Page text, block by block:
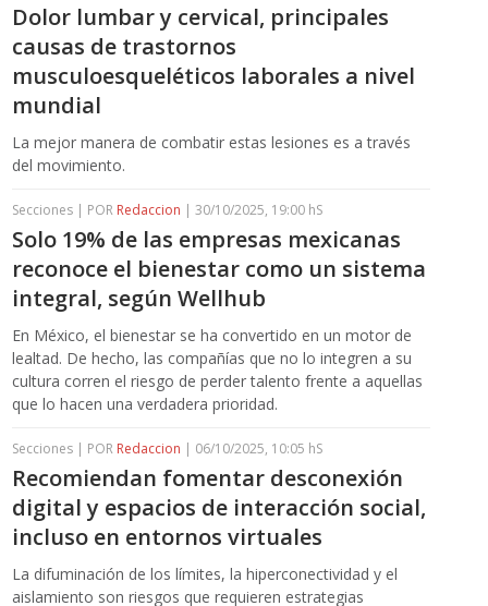
Dolor lumbar y cervical, principales
causas de trastornos
musculoesqueléticos laborales a nivel
mundial
La mejor manera de combatir estas lesiones es a través
del movimiento.
Secciones | POR Redaccion | 30/10/2025, 19:00 hS
Solo 19% de las empresas mexicanas
reconoce el bienestar como un sistema
integral, según Wellhub
En México, el bienestar se ha convertido en un motor de
lealtad. De hecho, las compañías que no lo integren a su
cultura corren el riesgo de perder talento frente a aquellas
que lo hacen una verdadera prioridad.
Secciones | POR Redaccion | 06/10/2025, 10:05 hS
Recomiendan fomentar desconexión
digital y espacios de interacción social,
incluso en entornos virtuales
La difuminación de los límites, la hiperconectividad y el
aislamiento son riesgos que requieren estrategias